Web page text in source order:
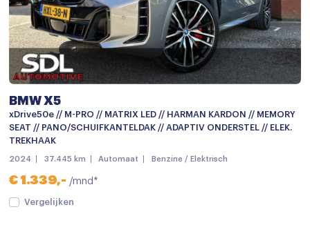
BMW X5
xDrive50e // M-PRO // MATRIX LED // HARMAN KARDON // MEMORY
SEAT // PANO/SCHUIFKANTELDAK // ADAPTIV ONDERSTEL // ELEK.
TREKHAAK
2024 37.445 km Automaat Benzine / Elektrisch
€ 1.339,- /mnd*
Vergelijken